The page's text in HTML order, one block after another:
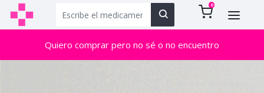
0
Quiero comprar pero no sé o no encuentro